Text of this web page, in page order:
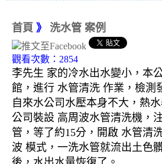
首頁 》 洗水管 案例
觀看次數：2854
李先生 家的冷水出水變小，本
館，進行 水管清洗 作業，檢測
自來水公司水壓本身不大，熱
公司裝設 高周波水管清洗機，
管，等了約15分，開啟 水管清
波 模式，一洗水管就流出土色